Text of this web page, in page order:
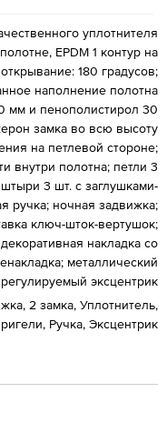
уплотнителя
EPDM 1 контур на
180 градусов;
наполнение полотна
мм и пенополистирол 30
замка во всю высоту
на петлевой стороне;
внутри полотна; петли 3
3 шт. с заглушками-
ручка; ночная задвижка;
ключ-шток-вертушок;
накладка со
металлический
регулируемый эксцентрик
2 замка, Уплотнитель,
Ручка, Эксцентрик